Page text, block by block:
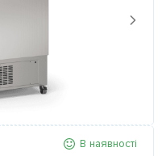
Next
В наявності